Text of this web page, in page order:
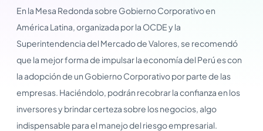
En la Mesa Redonda sobre Gobierno Corporativo en
América Latina, organizada por la OCDE y la
Superintendencia del Mercado de Valores, se recomendó
que la mejor forma de impulsar la economía del Perú es con
la adopción de un Gobierno Corporativo por parte de las
empresas. Haciéndolo, podrán recobrar la confianza en los
inversores y brindar certeza sobre los negocios, algo
indispensable para el manejo del riesgo empresarial.